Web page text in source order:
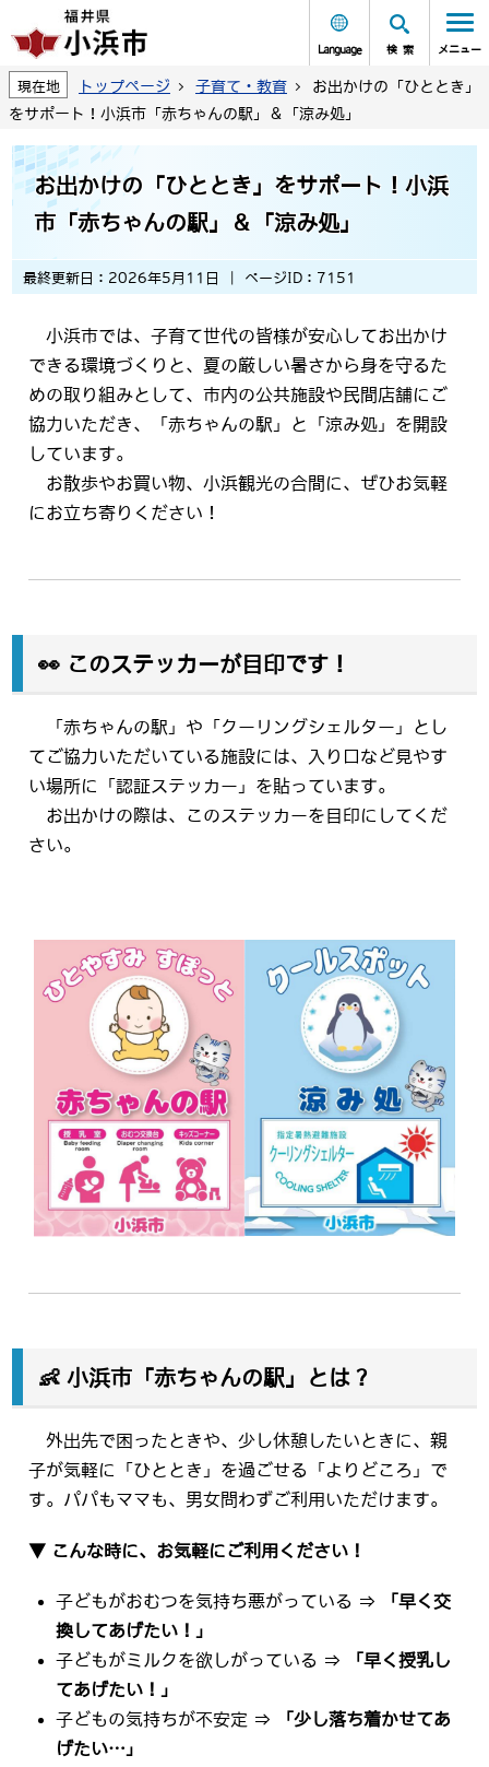
Language 検索 メニュー
現在地 トップページ 子育て・教育
お出かけの「ひととき」
をサポート！小浜市「赤ちゃんの駅」＆「涼み処」
お出かけの「ひととき」をサポート！小浜
市「赤ちゃんの駅」＆「涼み処」
最終更新日：2026年5月11日 ページID：7151
小浜市では、子育て世代の皆様が安心してお出かけ
できる環境づくりと、夏の厳しい暑さから身を守るた
めの取り組みとして、市内の公共施設や民間店舗にご
協力いただき、「赤ちゃんの駅」と「涼み処」を開設
しています。
お散歩やお買い物、小浜観光の合間に、ぜひお気軽
にお立ち寄りください！
👀 このステッカーが目印です！
「赤ちゃんの駅」や「クーリングシェルター」とし
てご協力いただいている施設には、入り口など見やす
い場所に「認証ステッカー」を貼っています。
お出かけの際は、このステッカーを目印にしてくだ
さい。
👶 小浜市「赤ちゃんの駅」とは？
外出先で困ったときや、少し休憩したいときに、親
子が気軽に「ひととき」を過ごせる「よりどころ」で
す。パパもママも、男女問わずご利用いただけます。
▼ こんな時に、お気軽にご利用ください！
子どもがおむつを気持ち悪がっている ⇒
「早く交
換してあげたい！」
子どもがミルクを欲しがっている ⇒
「早く授乳し
てあげたい！」
子どもの気持ちが不安定 ⇒
「少し落ち着かせてあ
げたい…」